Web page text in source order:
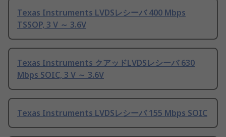
Texas Instruments LVDSレシーバ 400 Mbps
TSSOP, 3 V ～ 3.6V
Texas Instruments クアッドLVDSレシーバ 630
Mbps SOIC, 3 V ～ 3.6V
Texas Instruments LVDSレシーバ 155 Mbps SOIC